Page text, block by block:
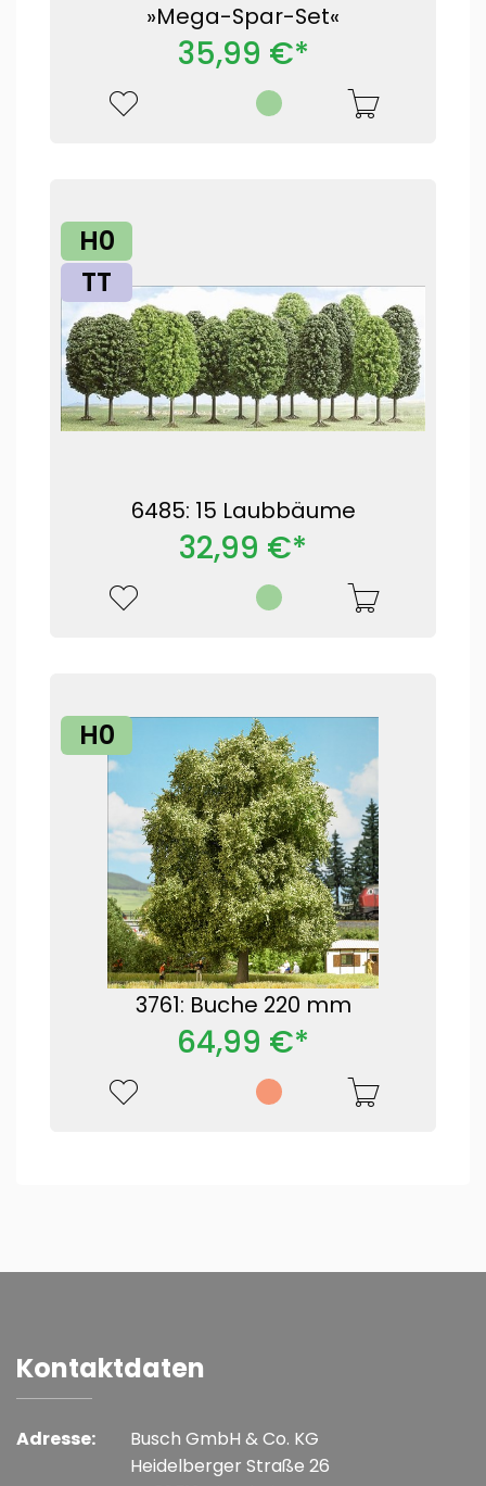
»Mega-Spar-Set«
35,99 €*
H0
TT
6485: 15 Laubbäume
32,99 €*
H0
3761: Buche 220 mm
64,99 €*
Kontaktdaten
Adresse:
Busch GmbH & Co. KG
Heidelberger Straße 26